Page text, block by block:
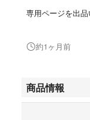
専用ページを出
約1ヶ月前
商品情報